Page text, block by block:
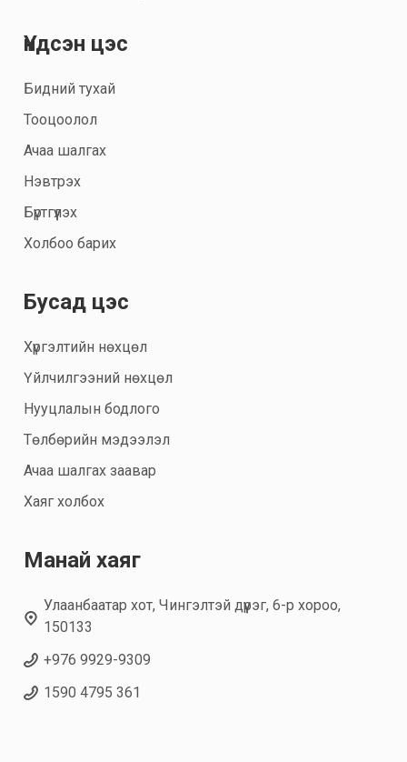
Үндсэн цэс
Бидний тухай
Тооцоолол
Ачаа шалгах
Нэвтрэх
Бүртгүүлэх
Холбоо барих
Бусад цэс
Хүргэлтийн нөхцөл
Үйлчилгээний нөхцөл
Нууцлалын бодлого
Төлбөрийн мэдээлэл
Ачаа шалгах заавар
Хаяг холбох
Манай хаяг
Улаанбаатар хот, Чингэлтэй дүүрэг, 6-р хороо,
150133
+976 9929-9309
1590 4795 361